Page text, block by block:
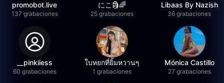
promobot.live
137 grabaciones
にこ🗿🌈
25 grabaciones
Libaas By Nazish
36 grabaciones
__pinkiiess
60 grabaciones
ใบหยกที่ยิ้มหวานๆ
1 grabaciones
Mónica Castillo
27 grabaciones